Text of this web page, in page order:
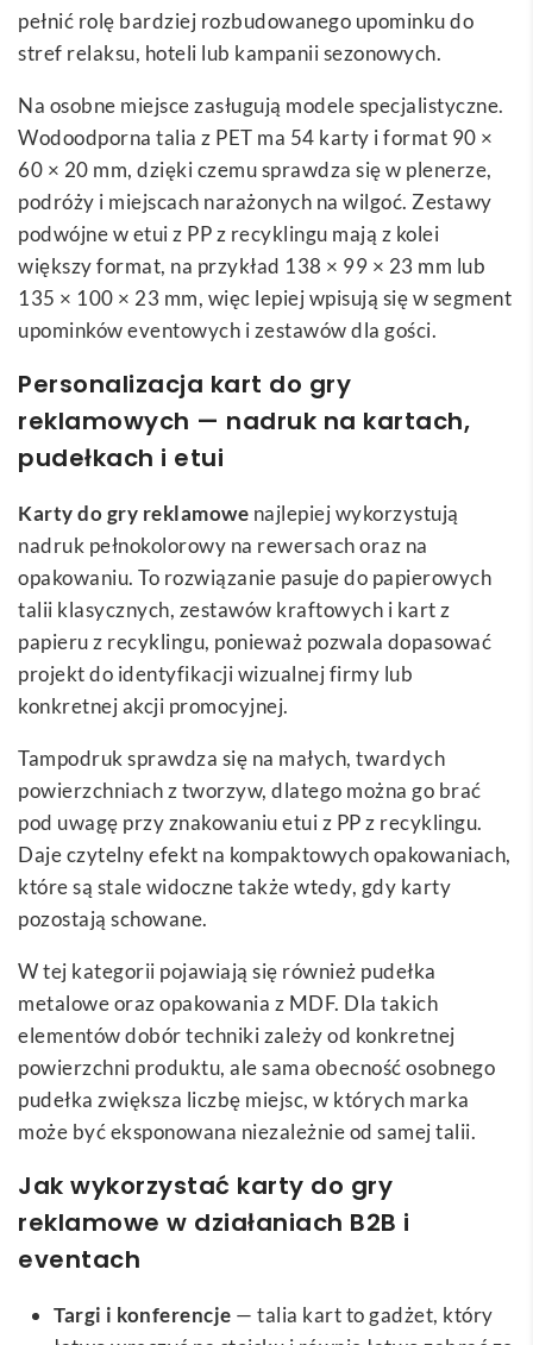
pełnić rolę bardziej rozbudowanego upominku do
stref relaksu, hoteli lub kampanii sezonowych.
Na osobne miejsce zasługują modele specjalistyczne.
Wodoodporna talia z PET ma 54 karty i format 90 ×
60 × 20 mm, dzięki czemu sprawdza się w plenerze,
podróży i miejscach narażonych na wilgoć. Zestawy
podwójne w etui z PP z recyklingu mają z kolei
większy format, na przykład 138 × 99 × 23 mm lub
135 × 100 × 23 mm, więc lepiej wpisują się w segment
upominków eventowych i zestawów dla gości.
Personalizacja kart do gry
reklamowych — nadruk na kartach,
pudełkach i etui
Karty do gry reklamowe najlepiej wykorzystują
nadruk pełnokolorowy na rewersach oraz na
opakowaniu. To rozwiązanie pasuje do papierowych
talii klasycznych, zestawów kraftowych i kart z
papieru z recyklingu, ponieważ pozwala dopasować
projekt do identyfikacji wizualnej firmy lub
konkretnej akcji promocyjnej.
Tampodruk sprawdza się na małych, twardych
powierzchniach z tworzyw, dlatego można go brać
pod uwagę przy znakowaniu etui z PP z recyklingu.
Daje czytelny efekt na kompaktowych opakowaniach,
które są stale widoczne także wtedy, gdy karty
pozostają schowane.
W tej kategorii pojawiają się również pudełka
metalowe oraz opakowania z MDF. Dla takich
elementów dobór techniki zależy od konkretnej
powierzchni produktu, ale sama obecność osobnego
pudełka zwiększa liczbę miejsc, w których marka
może być eksponowana niezależnie od samej talii.
Jak wykorzystać karty do gry
reklamowe w działaniach B2B i
eventach
Targi i konferencje — talia kart to gadżet, który